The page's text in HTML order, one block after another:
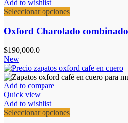
en
la
página
de
Add to wishlist
Seleccionar opcionesEste
tiene
múltiples
opciones
se
pueden
la
página
Oxford Charolado combinado
$190,000.0
New
Add to compare
Quick view
Add to wishlist
Seleccionar opcionesEste